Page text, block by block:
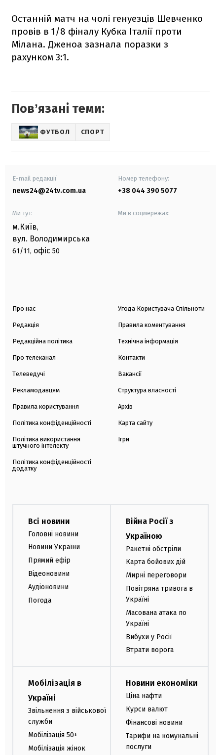
Останній матч на чолі генуезців Шевченко
провів в 1/8 фіналу Кубка Італії проти
Мілана. Дженоа зазнала поразки з
рахунком 3:1.
Повʼязані теми:
ФУТБОЛ СПОРТ
E-mail редакції
news24@24tv.com.ua
Номер телефону:
+38 044 390 5077
Ми тут:
м.Київ,
вул. Володимирська
61/11, офіс 50
Ми в соцмережах:
Про нас
Редакція
Редакційна політика
Про телеканал
Телеведучі
Рекламодавцям
Правила користування
Політика конфіденційності
Політика використання
штучного інтелекту
Політика конфіденційності
додатку
Угода Користувача Спільноти
Правила коментування
Технічна інформація
Контакти
Вакансії
Структура власності
Архів
Карта сайту
Ігри
Всі новини
Головні новини
Новини України
Прямий ефір
Відеоновини
Аудіоновини
Погода
Війна Росії з
Україною
Ракетні обстріли
Карта бойових дій
Мирні переговори
Повітряна тривога в
Україні
Масована атака по
Україні
Вибухи у Росії
Втрати ворога
Мобілізація в
Україні
Звільнення з військової
служби
Мобілізація 50+
Мобілізація жінок
Новини економіки
Ціна нафти
Курси валют
Фінансові новини
Тарифи на комунальні
послуги